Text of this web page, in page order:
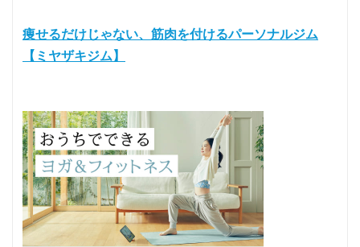
痩せるだけじゃない、筋肉を付けるパーソナルジム
【ミヤザキジム】